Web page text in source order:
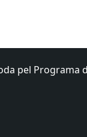
pel Programa